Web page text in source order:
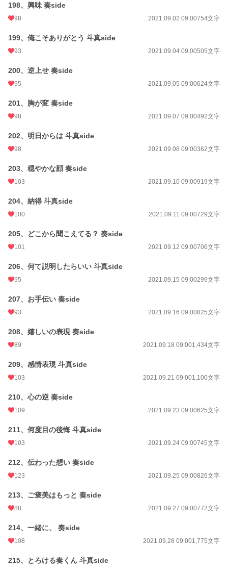
198、興味 奏side
98 2021.09.02 09:00754文字
199、俺こそありがとう 斗真side
93 2021.09.04 09:00505文字
200、逆上せ 奏side
95 2021.09.05 09:00624文字
201、胸が変 奏side
98 2021.09.07 09:00492文字
202、明日からは 斗真side
98 2021.09.08 09:00362文字
203、穏やかな顔 奏side
103 2021.09.10 09:00919文字
204、納得 斗真side
100 2021.09.11 09:00729文字
205、どこから聞こえてる？ 奏side
101 2021.09.12 09:00706文字
206、何て説明したらいい 斗真side
95 2021.09.15 09:00299文字
207、お手伝い 奏side
93 2021.09.16 09:00825文字
208、嬉しいの表現 奏side
89 2021.09.18 09:001,434文字
209、感情表現 斗真side
103 2021.09.21 09:001,100文字
210、心の逆 奏side
109 2021.09.23 09:00625文字
211、何度目の後悔 斗真side
103 2021.09.24 09:00745文字
212、伝わった想い 奏side
123 2021.09.25 09:00826文字
213、ご褒美はもっと 奏side
88 2021.09.27 09:00772文字
214、一緒に、 奏side
108 2021.09.28 09:001,775文字
215、とろける奏くん 斗真side